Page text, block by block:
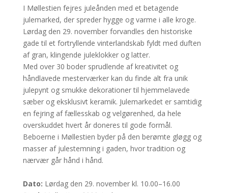
I Møllestien fejres juleånden med et betagende
julemarked, der spreder hygge og varme i alle kroge.
Lørdag den 29. november forvandles den historiske
gade til et fortryllende vinterlandskab fyldt med duften
af gran, klingende juleklokker og latter.
Med over 30 boder sprudlende af kreativitet og
håndlavede mesterværker kan du finde alt fra unik
julepynt og smukke dekorationer til hjemmelavede
sæber og eksklusivt keramik. Julemarkedet er samtidig
en fejring af fællesskab og velgørenhed, da hele
overskuddet hvert år doneres til gode formål.
Beboerne i Møllestien byder på den berømte gløgg og
masser af julestemning i gaden, hvor tradition og
nærvær går hånd i hånd.
Dato: Lørdag den 29. november kl. 10.00–16.00